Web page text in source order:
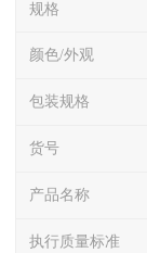
规格
颜色/外观
包装规格
货号
产品名称
执行质量标准